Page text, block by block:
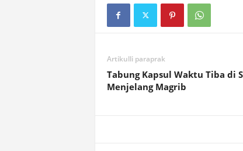
Artikulli paraprak
Tabung Kapsul Waktu Tiba di
Menjelang Magrib